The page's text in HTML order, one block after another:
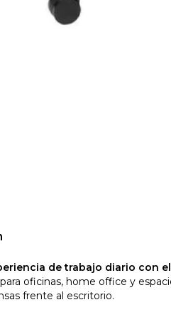
de trabajo diario con
oficinas, home office y
frente al escritorio.